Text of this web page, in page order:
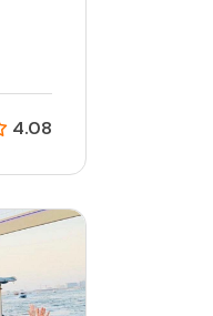
4.08